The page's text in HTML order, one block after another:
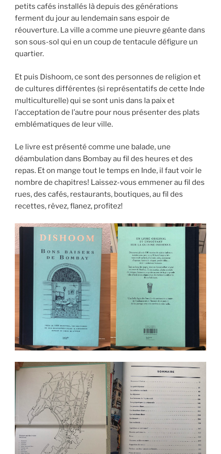
petits cafés installés là depuis des générations
ferment du jour au lendemain sans espoir de
réouverture. La ville a comme une pieuvre géante dans
son sous-sol qui en un coup de tentacule défigure un
quartier.
Et puis Dishoom, ce sont des personnes de religion et
de cultures différentes (si représentatifs de cette Inde
multiculturelle) qui se sont unis dans la paix et
l’acceptation de l’autre pour nous présenter des plats
emblématiques de leur ville.
Le livre est présenté comme une balade, une
déambulation dans Bombay au fil des heures et des
repas. Et on mange tout le temps en Inde, il faut voir le
nombre de chapitres! Laissez-vous emmener au fil des
rues, des cafés, restaurants, boutiques, au fil des
recettes, rêvez, flanez, profitez!